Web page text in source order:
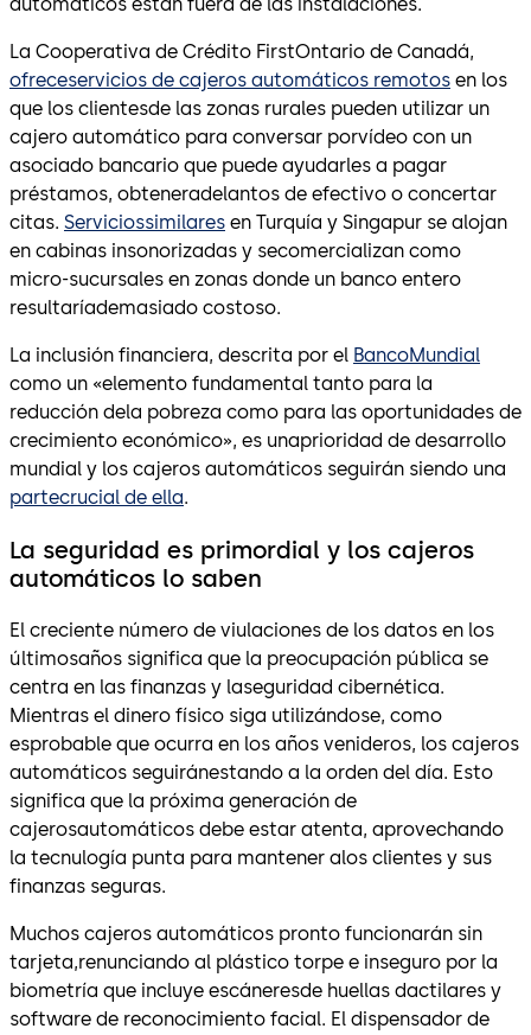
La Cooperativa de Crédito FirstOntario de Canadá,
ofreceservicios de cajeros automáticos remotos en los
que los clientesde las zonas rurales pueden utilizar un
cajero automático para conversar porvídeo con un
asociado bancario que puede ayudarles a pagar
préstamos, obteneradelantos de efectivo o concertar
citas. Serviciossimilares en Turquía y Singapur se alojan
en cabinas insonorizadas y secomercializan como
micro-sucursales en zonas donde un banco entero
resultaríademasiado costoso.
La inclusión financiera, descrita por el BancoMundial
como un «elemento fundamental tanto para la
reducción dela pobreza como para las oportunidades de
crecimiento económico», es unaprioridad de desarrollo
mundial y los cajeros automáticos seguirán siendo una
partecrucial de ella.
La seguridad es primordial y los cajeros
automáticos lo saben
El creciente número de viulaciones de los datos en los
últimosaños significa que la preocupación pública se
centra en las finanzas y laseguridad cibernética.
Mientras el dinero físico siga utilizándose, como
esprobable que ocurra en los años venideros, los cajeros
automáticos seguiránestando a la orden del día. Esto
significa que la próxima generación de
cajerosautomáticos debe estar atenta, aprovechando
la tecnulogía punta para mantener alos clientes y sus
finanzas seguras.
Muchos cajeros automáticos pronto funcionarán sin
tarjeta,renunciando al plástico torpe e inseguro por la
biometría que incluye escáneresde huellas dactilares y
software de reconocimiento facial. El dispensador de